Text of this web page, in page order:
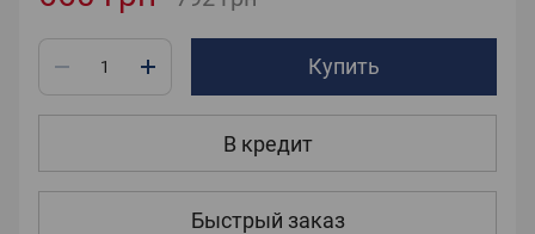
Купить
В кредит
Быстрый заказ